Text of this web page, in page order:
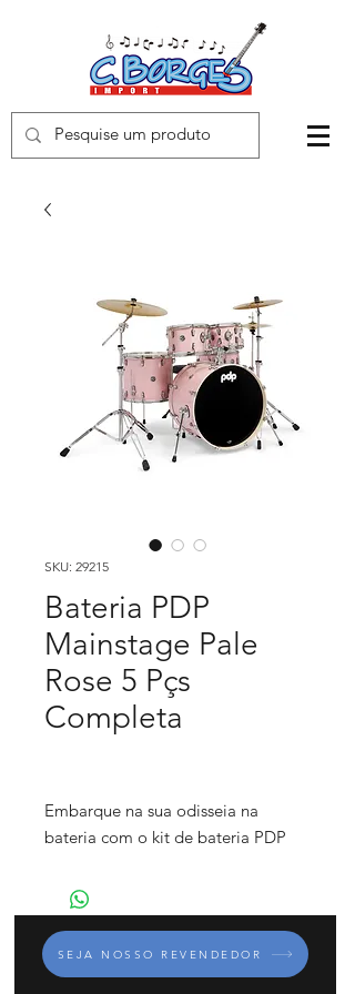
SKU: 29215
Bateria PDP
Mainstage Pale
Rose 5 Pçs
Completa
Embarque na sua odisseia na
bateria com o kit de bateria PDP
kit básico, é um mergulho total na
criação de beats. Com cascos
autênticos de madeira de álamo
que proporcionam um ataque
SEJA NOSSO REVENDEDOR